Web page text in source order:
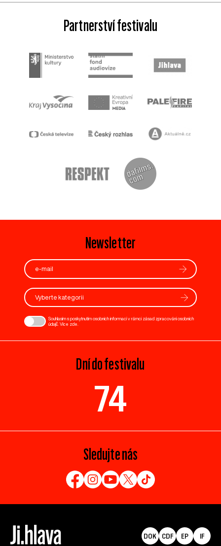
Partnerství festivalu
Newsletter
Vyberte kategorii
Souhlasím s poskytnutím osobních informací v rámci zásad zpracování osobních
údajů. Více zde
Dní do festivalu
74
Sledujte nás
DOK CDF EP IF